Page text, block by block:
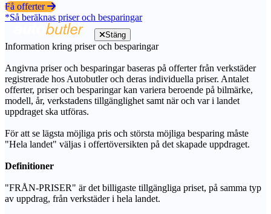
Få offerter
*Så beräknas priser och besparingar
Stäng
Information kring priser och besparingar
Angivna priser och besparingar baseras på offerter från verkstäder
registrerade hos Autobutler och deras individuella priser. Antalet
offerter, priser och besparingar kan variera beroende på bilmärke,
modell, år, verkstadens tillgänglighet samt när och var i landet
uppdraget ska utföras.
För att se lägsta möjliga pris och största möjliga besparing måste
"Hela landet" väljas i offertöversikten på det skapade uppdraget.
Definitioner
"FRÅN-PRISER" är det billigaste tillgängliga priset, på samma typ
av uppdrag, från verkstäder i hela landet.